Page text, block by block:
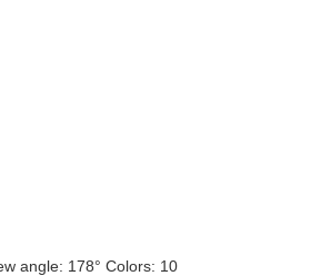
angle: 178° Colors: 10